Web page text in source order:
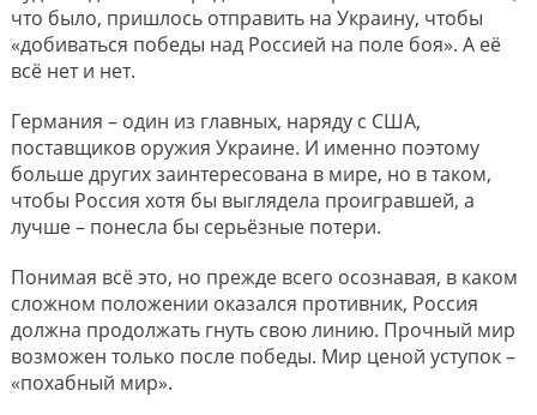
что было, пришлось отправить на Украину, чтобы
«добиваться победы над Россией на поле боя». А её
всё нет и нет.
Германия – один из главных, наряду с США,
поставщиков оружия Украине. И именно поэтому
больше других заинтересована в мире, но в таком,
чтобы Россия хотя бы выглядела проигравшей, а
лучше – понесла бы серьёзные потери.
Понимая всё это, но прежде всего осознавая, в каком
сложном положении оказался противник, Россия
должна продолжать гнуть свою линию. Прочный мир
возможен только после победы. Мир ценой уступок –
«похабный мир».